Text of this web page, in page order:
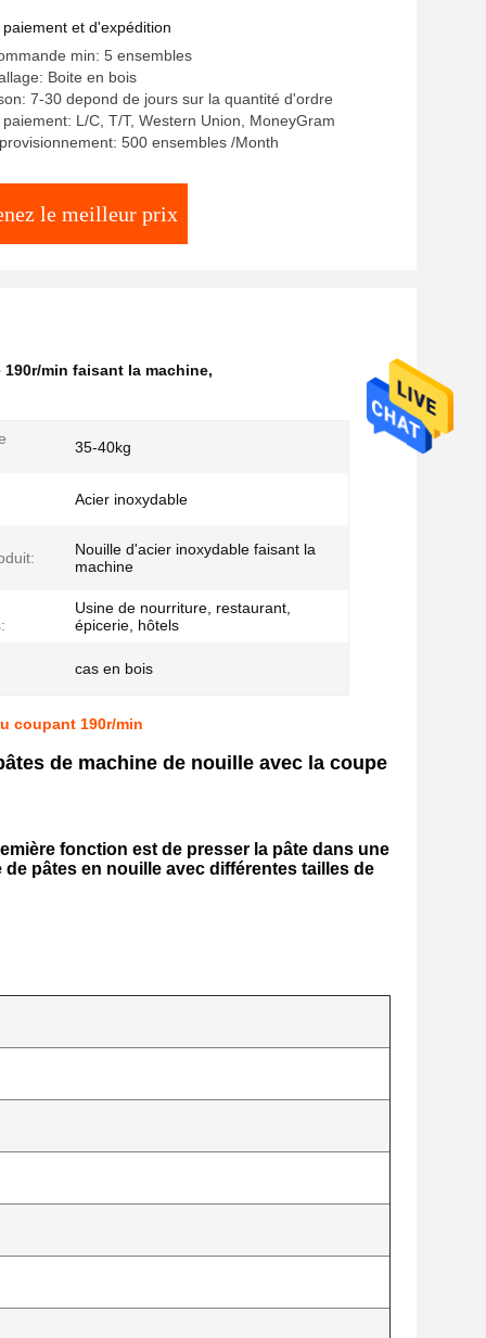
et d'expédition
min: 5 ensembles
Boite en bois
7-30 depond de jours sur la quantité d'ordre
L/C, T/T, Western Union, MoneyGram
500 ensembles /Month
le meilleur prix
min faisant la machine,
35-40kg
Acier inoxydable
Nouille d'acier inoxydable faisant la
machine
Usine de nourriture, restaurant,
épicerie, hôtels
cas en bois
coupant 190r/min
de machine de nouille avec la coupe
fonction est de presser la pâte dans une
pâtes en nouille avec différentes tailles de